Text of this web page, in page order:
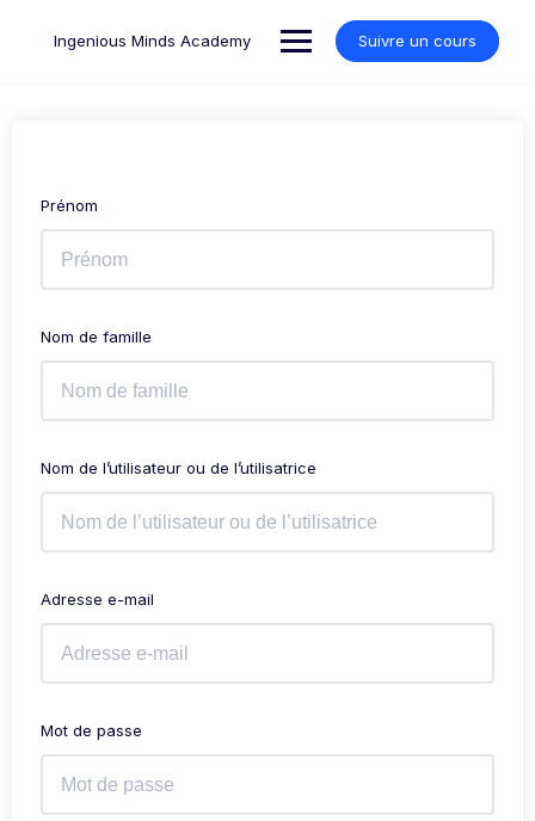
Ingenious Minds Academy Suivre un cours
Prénom
Nom de famille
Nom de l’utilisateur ou de l’utilisatrice
Adresse e-mail
Mot de passe